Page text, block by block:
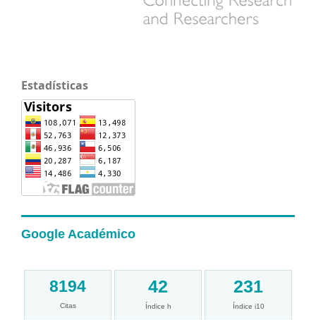
Estadísticas
Google Académico
8194
Citas
42
Índice h
231
Índice i10